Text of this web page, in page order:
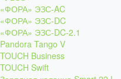
«ФОРА» ЭЗС-AC
«ФОРА» ЭЗС-DC
«ФОРА» ЭЗС-DC-2.1
Pandora Tango V
TOUCH Business
TOUCH Swift